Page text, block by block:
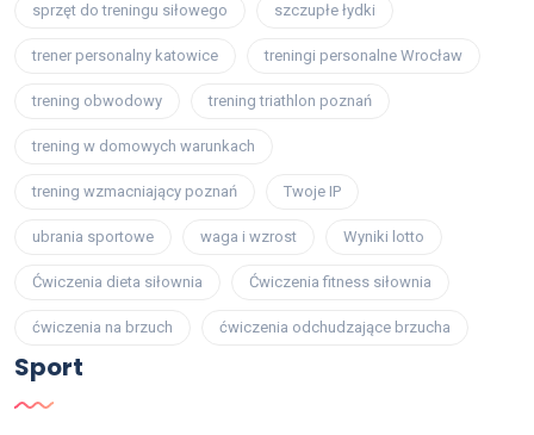
sprzęt do treningu siłowego szczupłe łydki
trener personalny katowice treningi personalne Wrocław
trening obwodowy trening triathlon poznań
trening w domowych warunkach
trening wzmacniający poznań Twoje IP
ubrania sportowe waga i wzrost Wyniki lotto
Ćwiczenia dieta siłownia Ćwiczenia fitness siłownia
ćwiczenia na brzuch ćwiczenia odchudzające brzucha
Sport